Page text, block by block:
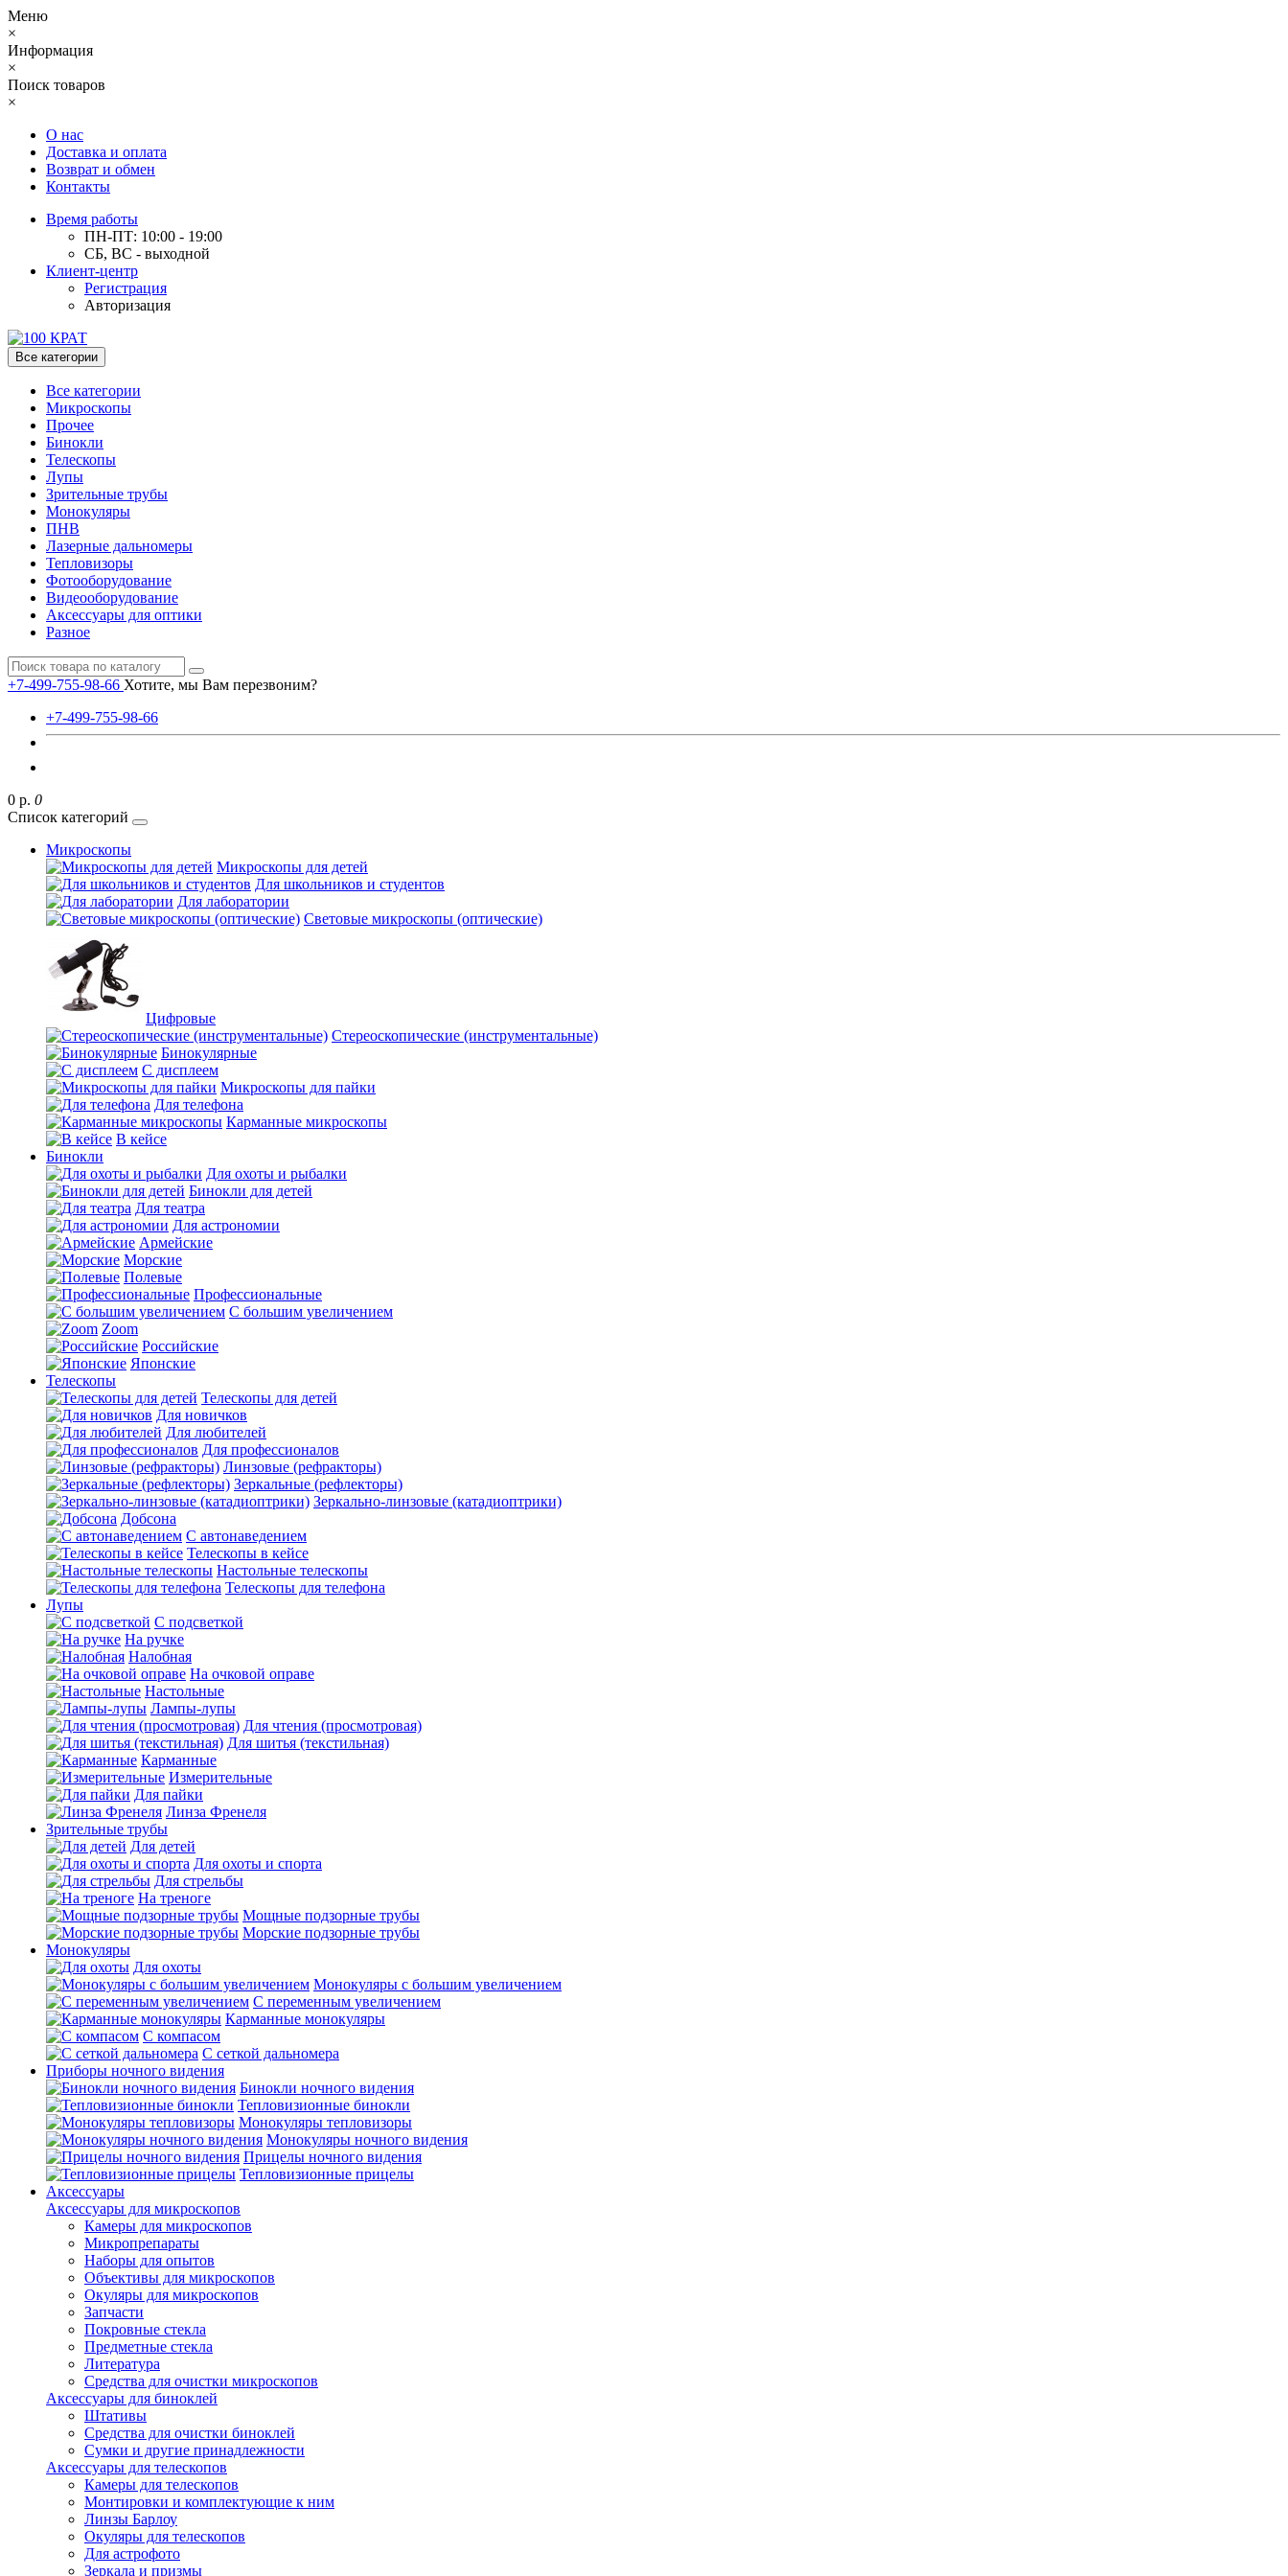
Меню
×
Информация
×
Поиск товаров
×
О нас
Доставка и оплата
Возврат и обмен
Контакты
Время работы
ПН-ПТ: 10:00 - 19:00
СБ, ВС - выходной
Клиент-центр
Регистрация
Авторизация
Все категории
Все категории
Микроскопы
Прочее
Бинокли
Телескопы
Лупы
Зрительные трубы
Монокуляры
ПНВ
Лазерные дальномеры
Тепловизоры
Фотооборудование
Видеооборудование
Аксессуары для оптики
Разное
+7-499-755-98-66 Хотите, мы Вам перезвоним?
+7-499-755-98-66
0 р. 0
Список категорий
Микроскопы
Микроскопы для детей
Для школьников и студентов
Для лаборатории
Световые микроскопы (оптические)
Цифровые
Стереоскопические (инструментальные)
Бинокулярные
С дисплеем
Микроскопы для пайки
Для телефона
Карманные микроскопы
В кейсе
Бинокли
Для охоты и рыбалки
Бинокли для детей
Для театра
Для астрономии
Армейские
Морские
Полевые
Профессиональные
С большим увеличением
Zoom
Российские
Японские
Телескопы
Телескопы для детей
Для новичков
Для любителей
Для профессионалов
Линзовые (рефракторы)
Зеркальные (рефлекторы)
Зеркально-линзовые (катадиоптрики)
Добсона
С автонаведением
Телескопы в кейсе
Настольные телескопы
Телескопы для телефона
Лупы
С подсветкой
На ручке
Налобная
На очковой оправе
Настольные
Лампы-лупы
Для чтения (просмотровая)
Для шитья (текстильная)
Карманные
Измерительные
Для пайки
Линза Френеля
Зрительные трубы
Для детей
Для охоты и спорта
Для стрельбы
На треноге
Мощные подзорные трубы
Морские подзорные трубы
Монокуляры
Для охоты
Монокуляры с большим увеличением
С переменным увеличением
Карманные монокуляры
С компасом
С сеткой дальномера
Приборы ночного видения
Бинокли ночного видения
Тепловизионные бинокли
Монокуляры тепловизоры
Монокуляры ночного видения
Прицелы ночного видения
Тепловизионные прицелы
Аксессуары
Аксессуары для микроскопов
Камеры для микроскопов
Микропрепараты
Наборы для опытов
Объективы для микроскопов
Окуляры для микроскопов
Запчасти
Покровные стекла
Предметные стекла
Литература
Средства для очистки микроскопов
Аксессуары для биноклей
Штативы
Средства для очистки биноклей
Сумки и другие принадлежности
Аксессуары для телескопов
Камеры для телескопов
Монтировки и комплектующие к ним
Линзы Барлоу
Окуляры для телескопов
Для астрофото
Зеркала и призмы